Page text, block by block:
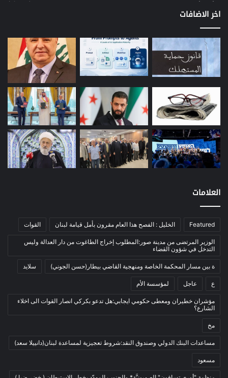
إقتصاد
(1٬040)
إعمار
(3)
بيئة
(16)
دراسة
(24)
(12)
مصارف
(168)
معادن
(1)
موازنة
(4)
نفط
(91)
اتصالات
(26)
الرئيسية
العالم العربي
المحكمة الخاصة
بيئة
أدب وشعر
إعلام
بروفايل
اخر الاضافات
العلامات
Featured الخليل : الفصح هذا العام مقرون بأمل قيامة لبنان القوات
الوزير المرتضى من مدينة صور:المطلوب إخراج الطاغوت من دار العدالة وليس
التدخل في شؤون القضاء
ة بين مسار المحكمة الخاصة ومنهجية القاضي بيطار(حسن الجوني) سلايد
ع عاجل لمؤسسة الأم
مؤشران خطيران ومعطى حكومي ايجابي:هل تدعو بكركي انصار القوات الى اخلاء
الشارع؟
مخ
مساعدات البنك الدولي وصندوق النقد:شروط تعجيزية لمساعدة لبنان(دانييلا سعد)
مسعود